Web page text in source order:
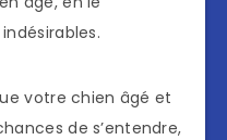
votre chien âgé et
de s’entendre,